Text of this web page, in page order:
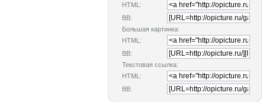
HTML:
BB:
Большая картинка:
HTML:
BB:
Текстовая ссылка:
HTML:
BB: